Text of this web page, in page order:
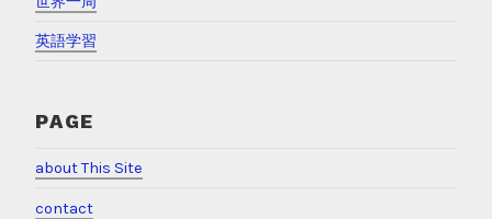
英語学習
PAGE
about This Site
contact